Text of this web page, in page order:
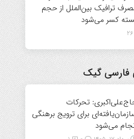
ترافیک بین‌الملل از حجم
کسر می‌شود
26
فارسی گیک
تحرکات
برای ترویج برهنگی
می‌شود